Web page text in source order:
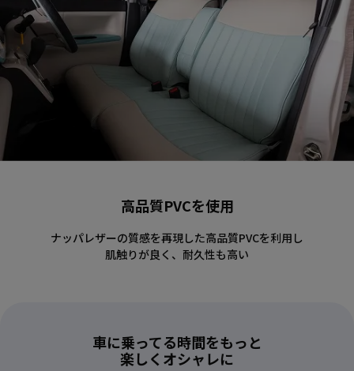
高品質PVCを使用
ナッパレザーの質感を再現した高品質PVCを利用し
肌触りが良く、耐久性も高い
車に乗ってる時間をもっと
楽しくオシャレに